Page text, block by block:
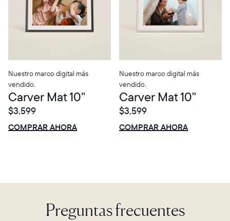
Selecciona tu ubicación
Actual
Nuestro marco digital más
vendido.
Carver Mat 10"
$3,599
COMPRAR AHORA
Nuestro marco digital más
vendido.
Carver Mat 10"
$3,599
COMPRAR AHORA
Preguntas frecuentes